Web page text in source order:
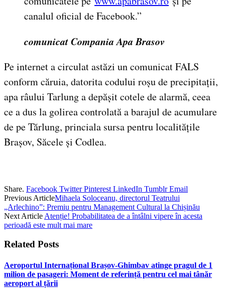
canalul oficial de Facebook.”
comunicat Compania Apa Brasov
Pe internet a circulat astăzi un comunicat FALS
conform căruia, datorita codului roșu de precipitații,
apa râului Tarlung a depășit cotele de alarmă, ceea
ce a dus la golirea controlată a barajul de acumulare
de pe Tărlung, princiala sursa pentru localitățile
Brașov, Săcele și Codlea.
Share. Facebook Twitter Pinterest LinkedIn Tumblr Email
Previous ArticleMihaela Soloceanu, directorul Teatrului
„Arlechino”: Premiu pentru Management Cultural la Chișinău
Next Article Atenție! Probabilitatea de a întâlni vipere în acesta
perioadă este mult mai mare
Related Posts
Aeroportul Internațional Brașov‑Ghimbav atinge pragul de 1
milion de pasageri: Moment de referință pentru cel mai tânăr
aeroport al țării